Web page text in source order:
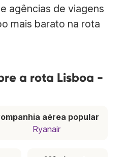
agências de viagens
mais barato na rota
a rota Lisboa -
aérea popular
Ryanair